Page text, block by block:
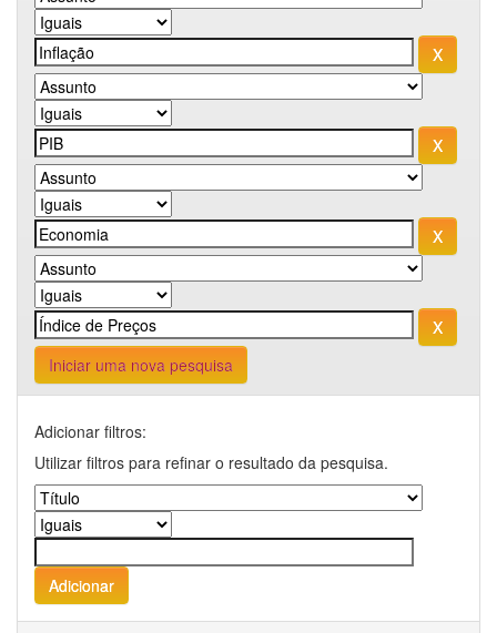
Iniciar uma nova pesquisa
Adicionar filtros:
Utilizar filtros para refinar o resultado da pesquisa.